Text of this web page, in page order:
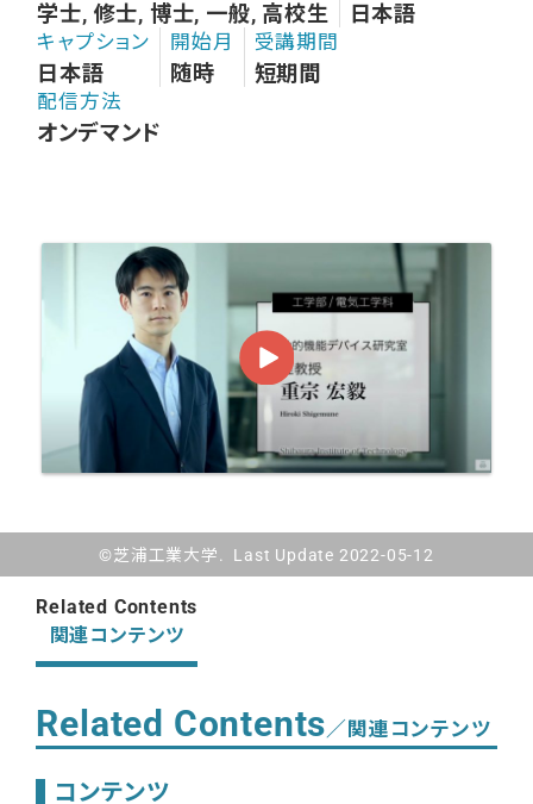
学士, 修士, 博士, 一般, 高校生 日本語
キャプション
日本語
開始月
随時
受講期間
短期間
配信方法
オンデマンド
©芝浦工業大学. Last Update 2022-05-12
Related Contents
関連コンテンツ
Related Contents／関連コンテンツ
コンテンツ